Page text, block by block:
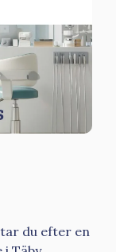
du efter en